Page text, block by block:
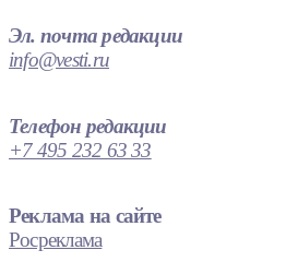
Эл. почта редакции
info@vesti.ru
Телефон редакции
+7 495 232 63 33
Реклама на сайте
Росреклама